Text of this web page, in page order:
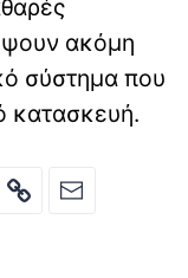
ακόμη
σύστημα που
κατασκευή.